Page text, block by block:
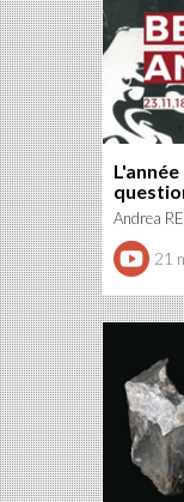
Andrea
21